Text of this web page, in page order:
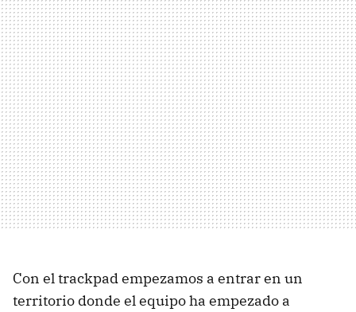
Con el trackpad empezamos a entrar en un
territorio donde el equipo ha empezado a